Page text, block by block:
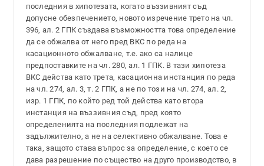
последния в хипотезата, когато въззивният съд
допусне обезпечението, новото изречение трето на чл.
396, ал. 2 ГПК създава възможността това определение
да се обжалва от него пред ВКС по реда на
касационното обжалване, т.е. ако са налице
предпоставките на чл. 280, ал. 1 ГПК. В тази хипотеза
ВКС действа като трета, касационна инстанция по реда
на чл. 274, ал. 3, т. 2 ГПК, а не по този на чл. 274, ал. 2,
изр. 1 ГПК, по който ред той действа като втора
инстанция на въззивния съд, пред която
определенията на последния подлежат на
задължително, а не на селективно обжалване. Това е
така, защото става въпрос за определение, с което се
дава разрешение по същество на друго производство, в